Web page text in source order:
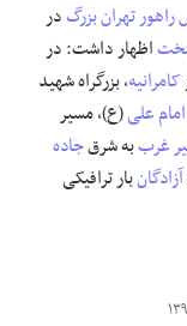
راهور تهران بزرگدر
اظهار داشت: در
کامرانیه، بزرگراه شهید
امام علی(ع)، مسیر
غرببه شرقجاده
آزادگانبار ترافیکی